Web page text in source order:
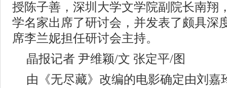
授陈子善，深圳大学文学院副院长南翔
学名家出席了研讨会，并发表了颇具深
席李兰妮担任研讨会主持。
晶报记者 尹维颖/文 张定平/图
由《无尽藏》改编的电影确定由刘嘉